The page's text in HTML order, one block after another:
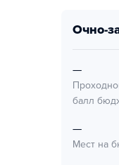
очно-
—
балл
—
Мест на